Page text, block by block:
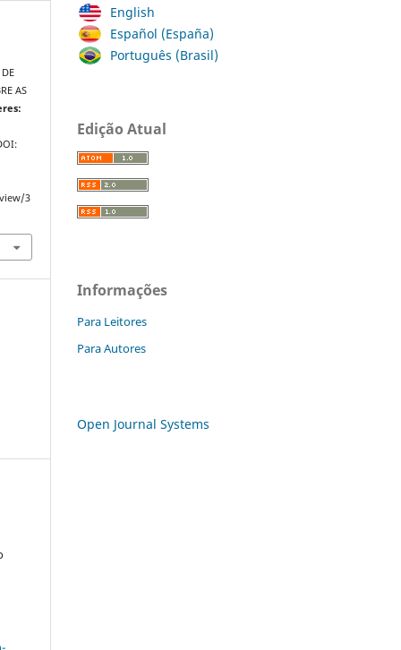
AS
3
English
Español (España)
Português (Brasil)
Edição Atual
Informações
Para Leitores
Para Autores
Open Journal Systems